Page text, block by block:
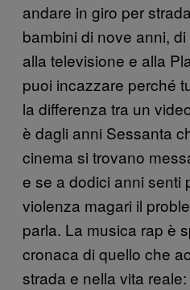
andare in giro per
bambini di nove anni,
alla televisione e alla
puoi incazzare perché
la differenza tra un
è dagli anni Sessanta
cinema si trovano
e se a dodici anni senti
violenza magari il
parla. La musica rap è
cronaca di quello che
strada e nella vita